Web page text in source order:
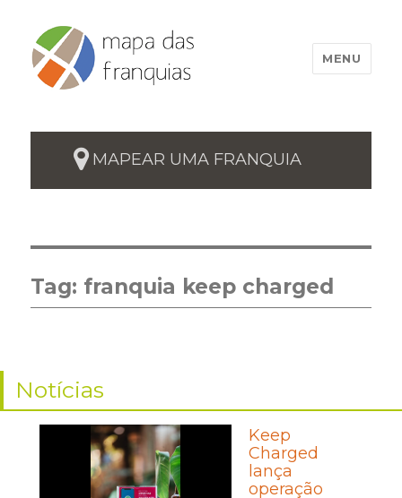
MENU
MAPEAR UMA FRANQUIA
Tag: franquia keep charged
Notícias
Keep
Charged
lança
operação